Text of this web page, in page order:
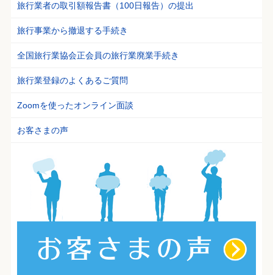
旅行業者の取引額報告書（100日報告）の提出
旅行事業から撤退する手続き
全国旅行業協会正会員の旅行業廃業手続き
旅行業登録のよくあるご質問
Zoomを使ったオンライン面談
お客さまの声